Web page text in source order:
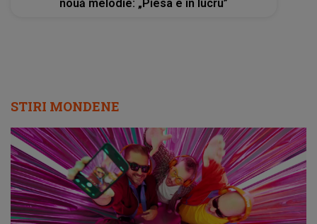
nouă melodie: „Piesa e în lucru”
STIRI MONDENE